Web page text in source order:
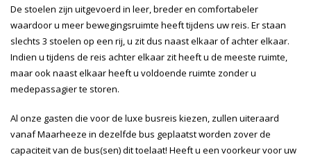
De stoelen zijn uitgevoerd in leer, breder en comfortabeler
waardoor u meer bewegingsruimte heeft tijdens uw reis. Er staan
slechts 3 stoelen op een rij, u zit dus naast elkaar of achter elkaar.
Indien u tijdens de reis achter elkaar zit heeft u de meeste ruimte,
maar ook naast elkaar heeft u voldoende ruimte zonder u
medepassagier te storen.
Al onze gasten die voor de luxe busreis kiezen, zullen uiteraard
vanaf Maarheeze in dezelfde bus geplaatst worden zover de
capaciteit van de bus(sen) dit toelaat! Heeft u een voorkeur voor uw